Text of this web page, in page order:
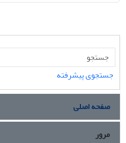
جستجوی پیشرفته
صفحه اصلی
مرور